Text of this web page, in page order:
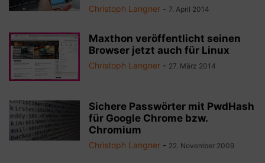
Christoph Langner - 7. April 2014
Maxthon veröffentlicht seinen
Browser jetzt auch für Linux
Christoph Langner - 27. März 2014
Sichere Passwörter mit PwdHash
für Google Chrome bzw.
Chromium
Christoph Langner - 22. November 2009